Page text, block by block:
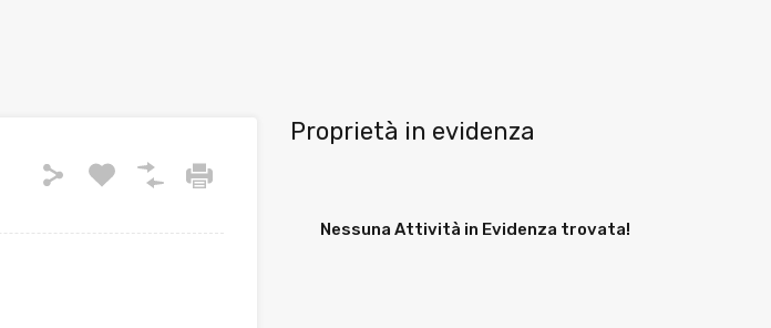
Proprietà in evidenza
Nessuna Attività in Evidenza trovata!